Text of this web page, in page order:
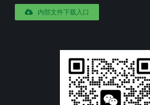
内部文件下载入口